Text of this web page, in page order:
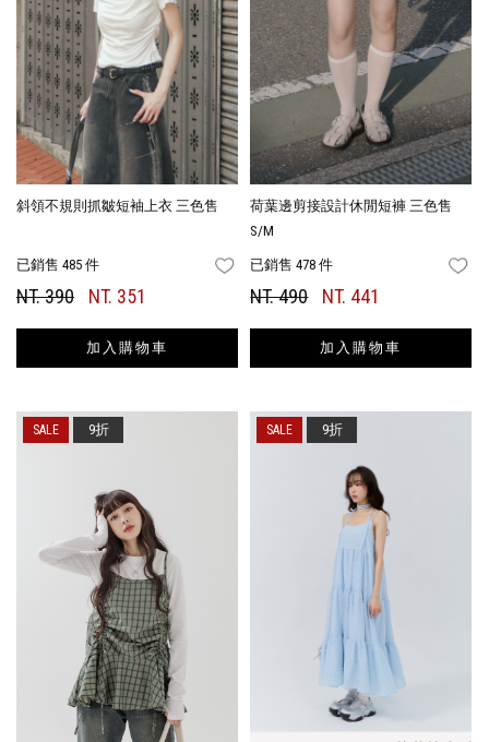
斜領不規則抓皺短袖上衣 三色售
已銷售 485 件 FAVORITES
NT. 390 NT. 351
加入購物車
荷葉邊剪接設計休閒短褲 三色售
S/M
已銷售 478 件
NT. 490 NT. 441
加入購物車
9折 9折